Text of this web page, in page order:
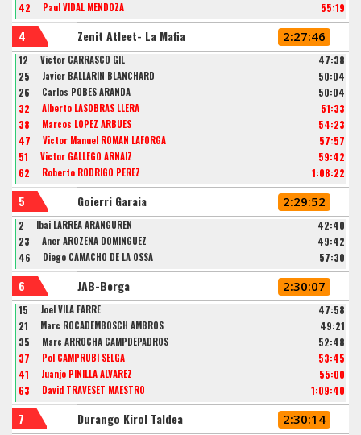
42
Paul VIDAL MENDOZA 55:19
4 Zenit Atleet- La Mafia 2:27:46
12 Victor CARRASCO GIL
47:38
25
Javier BALLARIN BLANCHARD
50:04
26
Carlos POBES ARANDA
50:04
32
Alberto LASOBRAS LLERA
51:33
38
Marcos LOPEZ ARBUES
54:23
47
Victor Manuel ROMAN LAFORGA
57:57
51
Victor GALLEGO ARNAIZ
59:42
62
Roberto RODRIGO PEREZ 1:08:22
5 Goierri Garaia 2:29:52
2 Ibai LARREA ARANGUREN
42:40
23
Aner AROZENA DOMINGUEZ
49:42
46
Diego CAMACHO DE LA OSSA 57:30
6 JAB-Berga 2:30:07
15 Joel VILA FARRE
47:58
21
Marc ROCADEMBOSCH AMBROS
49:21
35
Marc ARROCHA CAMPDEPADROS
52:48
37
Pol CAMPRUBÍ SELGA
53:45
41
Juanjo PINILLA ALVAREZ
55:00
63
David TRAVESET MAESTRO 1:09:40
7 Durango Kirol Taldea 2:30:14